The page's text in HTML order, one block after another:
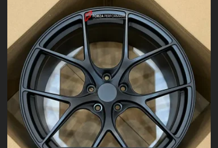
Марка
Lotus